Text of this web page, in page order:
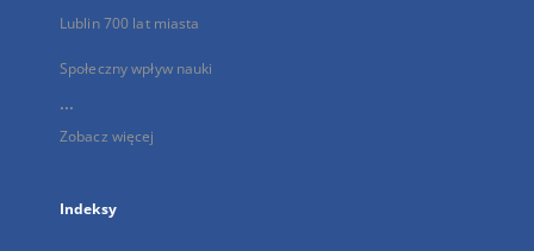
Lublin 700 lat miasta
Społeczny wpływ nauki
...
Zobacz więcej
Indeksy